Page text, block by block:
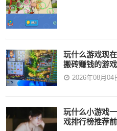
玩什么游戏现
搬砖赚钱的游
2026年08月04
玩什么小游戏
戏排行榜推荐